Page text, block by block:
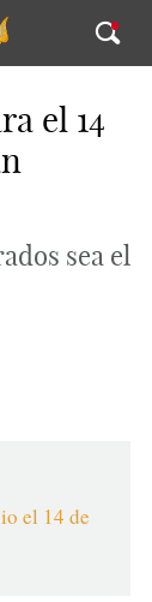
el 14
sea el
el 14 de